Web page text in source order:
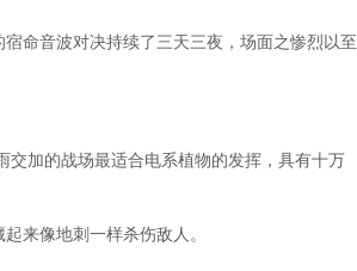
命音波对决持续了三天三夜，场面之惨烈以至
交加的战场最适合电系植物的发挥，具有十万
来像地刺一样杀伤敌人。